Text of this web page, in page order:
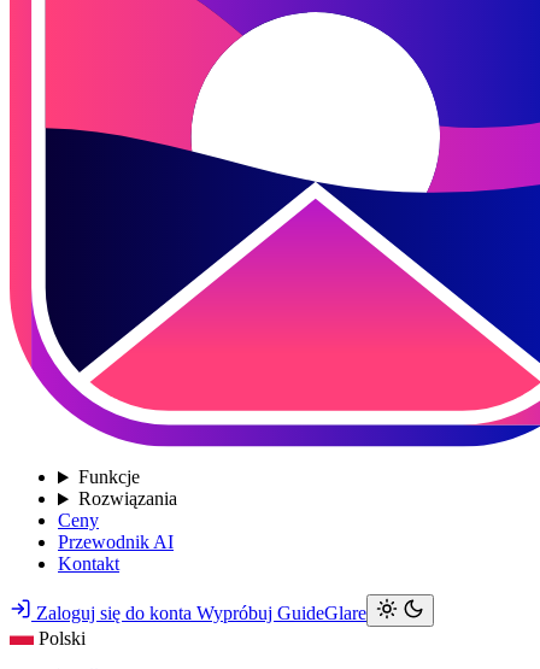
Funkcje
Rozwiązania
Ceny
Przewodnik AI
Kontakt
Zaloguj się do konta Wypróbuj GuideGlare
Polski